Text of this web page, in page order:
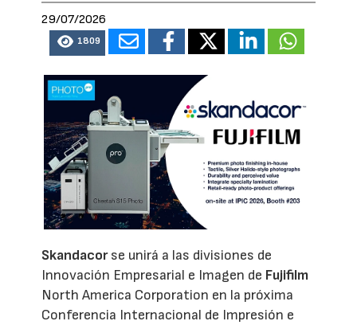
29/07/2026
1809
Skandacorse unirá a las divisiones de
Innovación Empresarial e Imagen de Fujifilm
North America Corporation en la próxima
Conferencia Internacional de Impresión e